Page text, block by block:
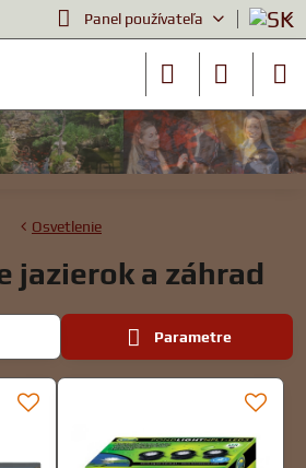
Panel používateľa
Osvetlenie
jazierok a záhrad
Parametre